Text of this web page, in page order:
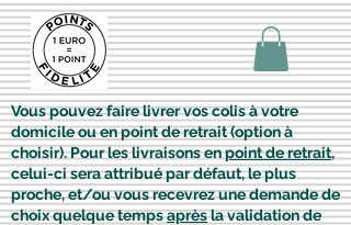
Vous pouvez faire livrer vos colis à votre
domicile ou en point de retrait (option à
choisir). Pour les livraisons enpoint de retrait,
celui-ci sera attribué par défaut, le plus
proche, et/ou vous recevrez une demande de
choix quelque tempsaprèsla validation de